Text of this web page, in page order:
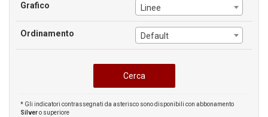
Grafico Linee
Ordinamento Default
* Gli indicatori contrassegnati da asterisco sono disponibili con abbonamento
Silvero superiore